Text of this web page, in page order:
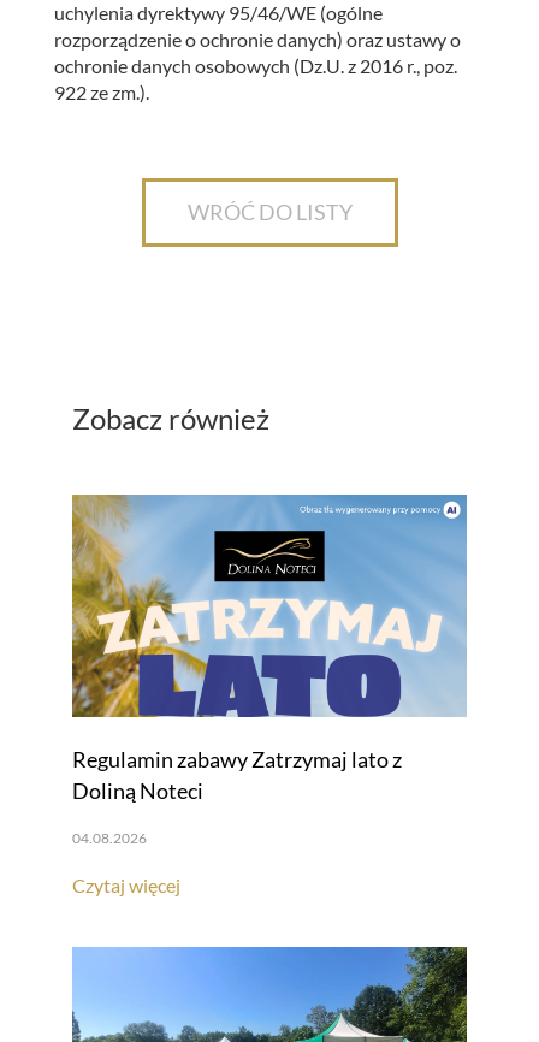
uchylenia dyrektywy 95/46/WE (ogólne
rozporządzenie o ochronie danych) oraz ustawy o
ochronie danych osobowych (Dz.U. z 2016 r., poz.
922 ze zm.).
WRÓĆ DO LISTY
Zobacz również
Regulamin zabawy Zatrzymaj lato z
Doliną Noteci
04.08.2026
Czytaj więcej